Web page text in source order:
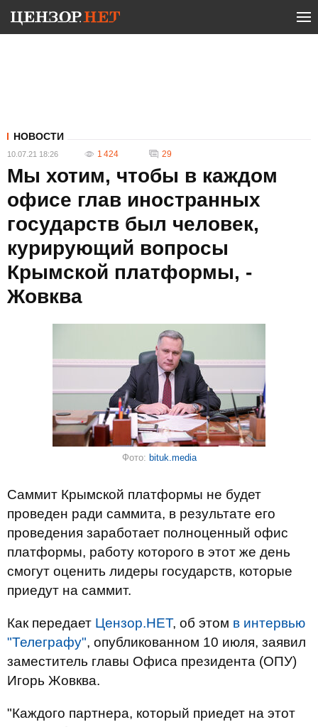
НОВОСТИ
10.07.21 18:26 1 424 29
Мы хотим, чтобы в каждом
офисе глав иностранных
государств был человек,
курирующий вопросы
Крымской платформы, -
Жовква
Фото: bituk.media
Саммит Крымской платформы не будет
проведен ради саммита, в результате его
проведения заработает полноценный офис
платформы, работу которого в этот же день
смогут оценить лидеры государств, которые
приедут на саммит.
Как передает Цензор.НЕТ, об этом в интервью
"Телеграфу", опубликованном 10 июля, заявил
заместитель главы Офиса президента (ОПУ)
Игорь Жовква.
"Каждого партнера, который приедет на этот